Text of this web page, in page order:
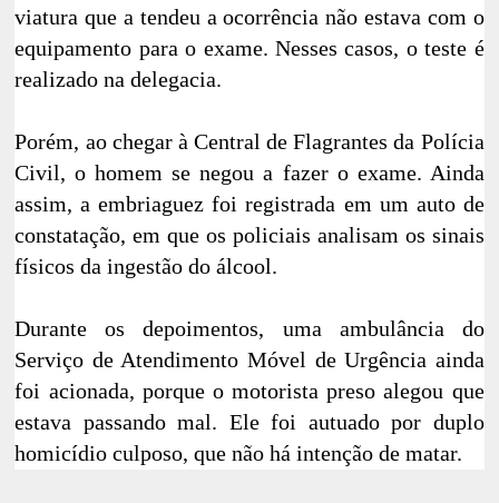
viatura que a tendeu a ocorrência não estava com o
equipamento para o exame. Nesses casos, o teste é
realizado na delegacia.
Porém, ao chegar à Central de Flagrantes da Polícia
Civil, o homem se negou a fazer o exame. Ainda
assim, a embriaguez foi registrada em um auto de
constatação, em que os policiais analisam os sinais
físicos da ingestão do álcool.
Durante os depoimentos, uma ambulância do
Serviço de Atendimento Móvel de Urgência ainda
foi acionada, porque o motorista preso alegou que
estava passando mal. Ele foi autuado por duplo
homicídio culposo, que não há intenção de matar.